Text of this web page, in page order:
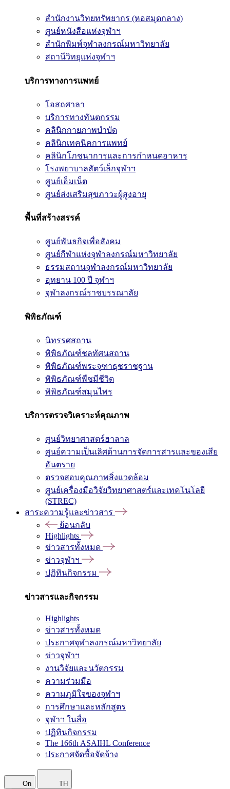
สำนักงานวิทยทรัพยากร (หอสมุดกลาง)
ศูนย์หนังสือแห่งจุฬาฯ
สำนักพิมพ์จุฬาลงกรณ์มหาวิทยาลัย
สถานีวิทยุแห่งจุฬาฯ
บริการทางการแพทย์
โอสถศาลา
บริการทางทันตกรรม
คลินิกกายภาพบำบัด
คลินิกเทคนิคการแพทย์
คลินิกโภชนาการและการกำหนดอาหาร
โรงพยาบาลสัตว์เล็กจุฬาฯ
ศูนย์เอ็มเน็ต
ศูนย์ส่งเสริมสุขภาวะผู้สูงอายุ
พื้นที่สร้างสรรค์
ศูนย์พันธกิจเพื่อสังคม
ศูนย์กีฬาแห่งจุฬาลงกรณ์มหาวิทยาลัย
ธรรมสถานจุฬาลงกรณ์มหาวิทยาลัย
อุทยาน 100 ปี จุฬาฯ
จุฬาลงกรณ์ราชบรรณาลัย
พิพิธภัณฑ์
นิทรรศสถาน
พิพิธภัณฑ์ชลทัศนสถาน
พิพิธภัณฑ์พระจุฑาธุชราชฐาน
พิพิธภัณฑ์พืชมีชีวิต
พิพิธภัณฑ์สมุนไพร
บริการตรวจวิเคราะห์คุณภาพ
ศูนย์วิทยาศาสตร์ฮาลาล
ศูนย์ความเป็นเลิศด้านการจัดการสารและของเสีย
อันตราย
ตรวจสอบคุณภาพสิ่งแวดล้อม
ศูนย์เครื่องมือวิจัยวิทยาศาสตร์และเทคโนโลยี
(STREC)
สาระความรู้และข่าวสาร
ย้อนกลับ
Highlights
ข่าวสารทั้งหมด
ข่าวจุฬาฯ
ปฏิทินกิจกรรม
ข่าวสารและกิจกรรม
Highlights
ข่าวสารทั้งหมด
ประกาศจุฬาลงกรณ์มหาวิทยาลัย
ข่าวจุฬาฯ
งานวิจัยและนวัตกรรม
ความร่วมมือ
ความภูมิใจของจุฬาฯ
การศึกษาและหลักสูตร
จุฬาฯ ในสื่อ
ปฏิทินกิจกรรม
The 166th ASAIHL Conference
ประกาศจัดซื้อจัดจ้าง
On TH